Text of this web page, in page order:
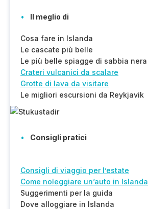
Il meglio di
Cosa fare in Islanda
Le cascate più belle
Le più belle spiagge di sabbia nera
Crateri vulcanici da scalare
Grotte di lava da visitare
Le migliori escursioni da Reykjavik
Consigli pratici
Consigli di viaggio per l’estate
Come noleggiare un’auto in Islanda
Suggerimenti per la guida
Dove alloggiare in Islanda